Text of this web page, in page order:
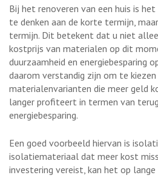
Bij het renoveren van een huis is
te denken aan de korte termijn,
termijn. Dit betekent dat u niet
kostprijs van materialen op dit
duurzaamheid en energiebesparing
daarom verstandig zijn om te
materialenvarianten die meer geld
langer profiteert in termen van
energiebesparing.
Een goed voorbeeld hiervan is
isolatiemateriaal dat meer kost
investering vereist, kan het op